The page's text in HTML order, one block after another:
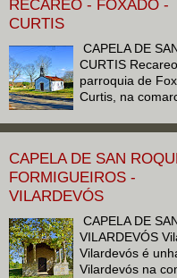
RECAREO - FOXADO -
CURTIS
CAPELA DE
CURTIS
parroquia de
Curtis, na
CAPELA DE SAN
FORMIGUEIROS -
VILARDEVÓS
CAPELA DE
VILARDEVÓS
Vilardevós é
Vilardevós na